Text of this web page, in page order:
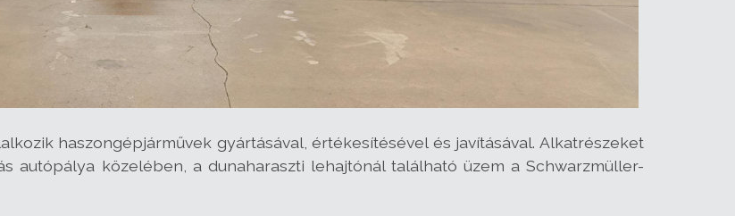
haszongépjárművek gyártásával, értékesítésével és javításával. Alkatrészeket
autópálya közelében, a dunaharaszti lehajtónál található üzem a Schwarzmüller-